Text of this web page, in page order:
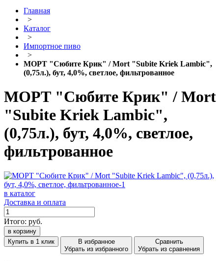
Главная
>
Каталог
>
Импортное пиво
>
МОРТ "Сюбите Крик" / Mort "Subite Kriek Lambic",
(0,75л.), бут, 4,0%, светлое, фильтрованное
МОРТ "Сюбите Крик" / Mort
"Subite Kriek Lambic",
(0,75л.), бут, 4,0%, светлое,
фильтрованное
в каталог
Доставка и оплата
Итого: руб.
в корзину
Купить в 1 клик
В избранное
Убрать из избранного
Сравнить
Убрать из сравнения